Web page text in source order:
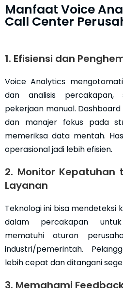
Manfaat Voice
Call Center
1. Efisiensi dan
Voice Analytics
dan analisis percakapan,
pekerjaan manual.
dan manajer fokus pada
memeriksa data mentah.
operasional jadi lebih efisien.
2. Monitor Kepatuhan
Layanan
Teknologi ini bisa
dalam percakapan
mematuhi aturan
industri/pemerintah.
lebih cepat dan ditangani
3. Memahami